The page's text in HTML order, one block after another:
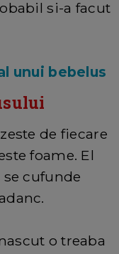
si-a facut
unui bebelus
de fiecare
foame. El
se cufunde
o treaba